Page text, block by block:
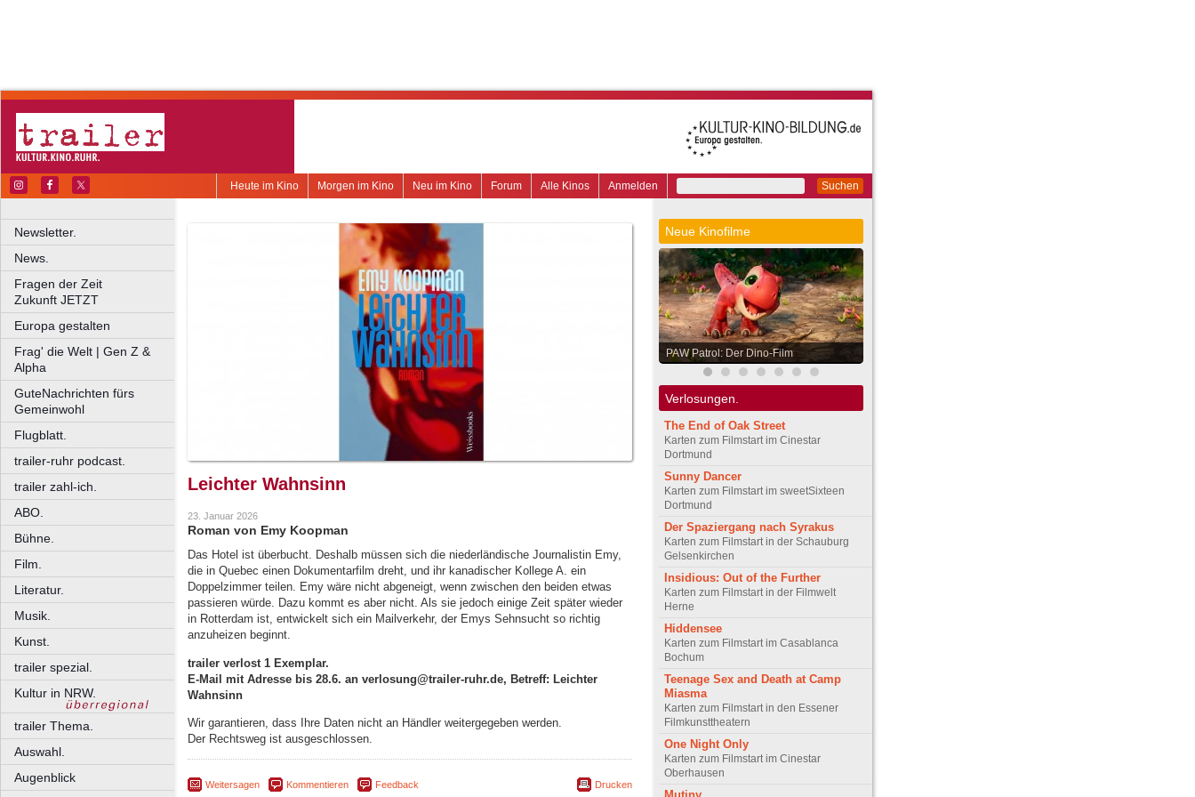
Suchen
Anmelden
Alle Kinos
Forum
Neu im Kino
Morgen im Kino
Heute im Kino
Newsletter.
News.
Fragen der Zeit
Zukunft JETZT
Europa gestalten
Frag' die Welt | Gen Z &
Alpha
GuteNachrichten fürs
Gemeinwohl
Flugblatt.
trailer-ruhr podcast.
trailer zahl-ich.
ABO.
Bühne.
Film.
Literatur.
Musik.
Kunst.
trailer spezial.
Kultur in NRW.
trailer Thema.
Auswahl.
Augenblick
Leichter Wahnsinn
23. Januar 2026
Roman von Emy Koopman
Das Hotel ist überbucht. Deshalb müssen sich die niederländische Journalistin Emy,
die in Quebec einen Dokumentarfilm dreht, und ihr kanadischer Kollege A. ein
Doppelzimmer teilen. Emy wäre nicht abgeneigt, wenn zwischen den beiden etwas
passieren würde. Dazu kommt es aber nicht. Als sie jedoch einige Zeit später wieder
in Rotterdam ist, entwickelt sich ein Mailverkehr, der Emys Sehnsucht so richtig
anzuheizen beginnt.
trailer verlost 1 Exemplar.
E-Mail mit Adresse bis 28.6. an verlosung@trailer-ruhr.de, Betreff: Leichter
Wahnsinn
Wir garantieren, dass Ihre Daten nicht an Händler weitergegeben werden.
Der Rechtsweg ist ausgeschlossen.
Weitersagen Kommentieren Feedback Drucken
Neue Kinofilme
PAW Patrol: Der Dino-Film
Verlosungen.
The End of Oak Street
Karten zum Filmstart im Cinestar
Dortmund
Sunny Dancer
Karten zum Filmstart im sweetSixteen
Dortmund
Der Spaziergang nach Syrakus
Karten zum Filmstart in der Schauburg
Gelsenkirchen
Insidious: Out of the Further
Karten zum Filmstart in der Filmwelt
Herne
Hiddensee
Karten zum Filmstart im Casablanca
Bochum
Teenage Sex and Death at Camp
Miasma
Karten zum Filmstart in den Essener
Filmkunsttheatern
One Night Only
Karten zum Filmstart im Cinestar
Oberhausen